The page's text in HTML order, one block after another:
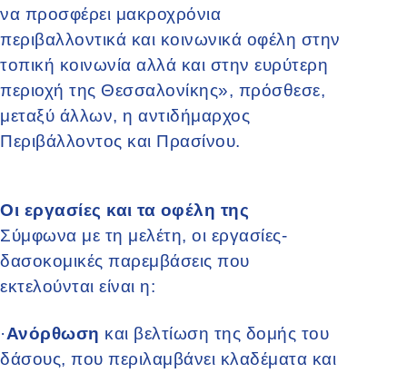
να προσφέρει μακροχρόνια
περιβαλλοντικά και κοινωνικά οφέλη στην
τοπική κοινωνία αλλά και στην ευρύτερη
περιοχή της Θεσσαλονίκης», πρόσθεσε,
μεταξύ άλλων, η αντιδήμαρχος
Περιβάλλοντος και Πρασίνου.
Οι εργασίες και τα οφέλη της
Σύμφωνα με τη μελέτη, οι εργασίες-
δασοκομικές παρεμβάσεις που
εκτελούνται είναι η:
·Ανόρθωση και βελτίωση της δομής του
δάσους, που περιλαμβάνει κλαδέματα και